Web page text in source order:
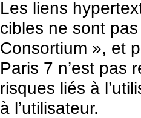
Les liens
cibles ne sont
Consortium », et
Paris 7 n’est pas
risques liés à
à l’utilisateur.